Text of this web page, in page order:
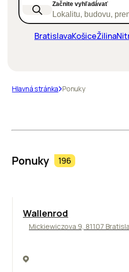
Začnite vyhľadávať
Lokalitu, budovu,
BratislavaKošiceŽilina
Hlavná stránka Ponuky
Ponuky 196
Wallenrod
Mickiewiczova 9, 81107